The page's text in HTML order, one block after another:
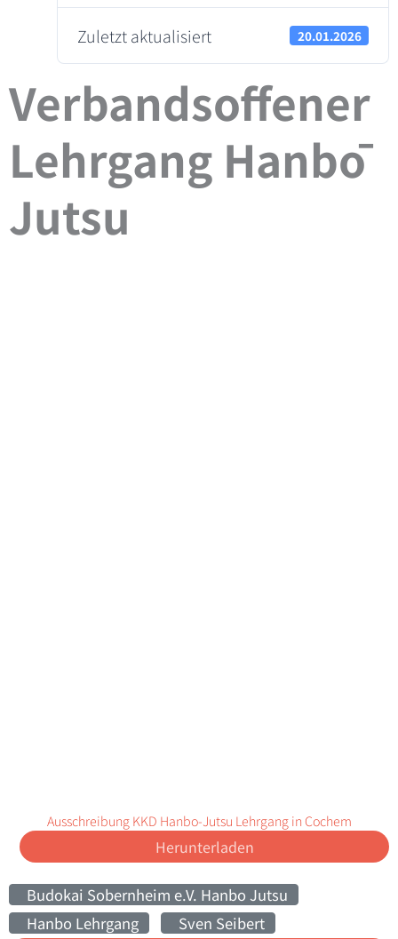
Zuletzt aktualisiert 20.01.2026
Verbandsoffener
Lehrgang Hanbō
Jutsu
Ausschreibung KKD Hanbo-Jutsu Lehrgang in Cochem
Herunterladen
Budokai Sobernheim e.V. Hanbo Jutsu
Hanbo Lehrgang
Sven Seibert